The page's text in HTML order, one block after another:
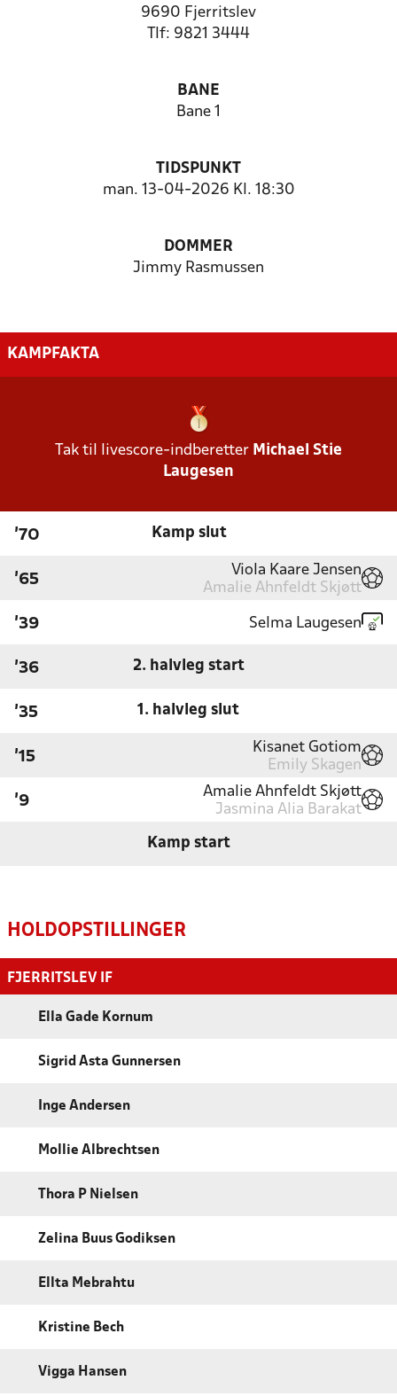
9690 Fjerritslev
Tlf: 9821 3444
BANE
Bane 1
TIDSPUNKT
man. 13-04-2026 Kl. 18:30
DOMMER
Jimmy Rasmussen
KAMPFAKTA
Tak til livescore-indberetter Michael Stie
Laugesen
'70 Kamp slut
'65
Viola Kaare Jensen
Amalie Ahnfeldt Skjøtt
'39 Selma Laugesen
'36 2. halvleg start
'35 1. halvleg slut
'15
Kisanet Gotiom
Emily Skagen
'9
Amalie Ahnfeldt Skjøtt
Jasmina Alia Barakat
Kamp start
HOLDOPSTILLINGER
FJERRITSLEV IF
Ella Gade Kornum
Sigrid Asta Gunnersen
Inge Andersen
Mollie Albrechtsen
Thora P Nielsen
Zelina Buus Godiksen
Ellta Mebrahtu
Kristine Bech
Vigga Hansen